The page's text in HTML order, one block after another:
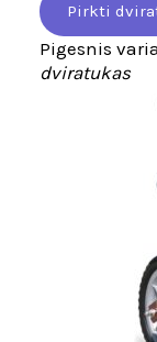
Pirkti
Pigesnis
dviratukas